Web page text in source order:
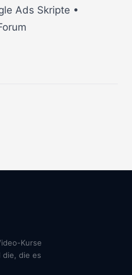
Ads Skripte •
Kurse
die es